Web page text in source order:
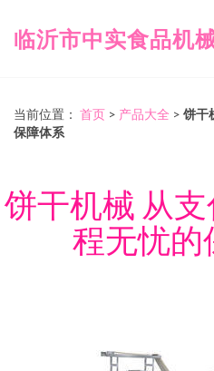
临沂市中实食品机
当前位置： 首页 > 产品大全 > 饼干
保障体系
饼干机械 从
程无忧的